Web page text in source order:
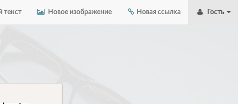
текст Новое изображение Новая ссылка Гость